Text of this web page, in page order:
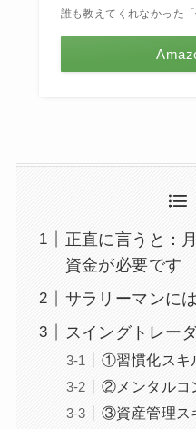
誰も教えてくれなかった
正直に言うと：
資金が必要です
サラリーマンに
スイングトレー
①習慣化スキ
②メンタルコ
③資産管理ス